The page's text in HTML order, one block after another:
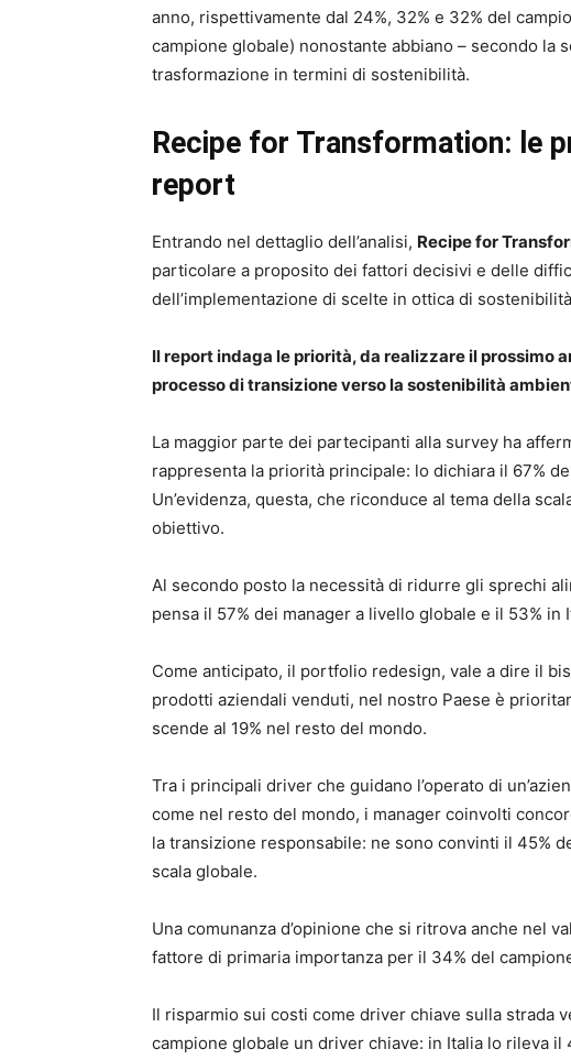
anno, rispettivamente dal 24%, 32% e 32% del
campione globale) nonostante abbiano – secondo la
trasformazione in termini di sostenibilità.
Recipe for Transformation: le
report
Entrando nel dettaglio dell’analisi, Recipe for
particolare a proposito dei fattori decisivi e delle
dell’implementazione di scelte in ottica di
Il report indaga le priorità, da realizzare il prossimo
processo di transizione verso la sostenibilità
La maggior parte dei partecipanti alla survey ha
rappresenta la priorità principale: lo dichiara il 67%
Un’evidenza, questa, che riconduce al tema della
obiettivo.
Al secondo posto la necessità di ridurre gli sprechi
pensa il 57% dei manager a livello globale e il 53% in
Come anticipato, il portfolio redesign, vale a dire il
prodotti aziendali venduti, nel nostro Paese è
scende al 19% nel resto del mondo.
Tra i principali driver che guidano l’operato di
come nel resto del mondo, i manager coinvolti
la transizione responsabile: ne sono convinti il 45%
scala globale.
Una comunanza d’opinione che si ritrova anche nel
fattore di primaria importanza per il 34% del
Il risparmio sui costi come driver chiave sulla strada
campione globale un driver chiave: in Italia lo rileva